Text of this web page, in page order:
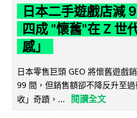
日本二手遊戲店減
四成 "懷舊"在 Z 世
感」
日本零售巨頭 GEO 將懷舊遊戲
99 間，但銷售額卻不降反升至
收」奇蹟，...
閱讀全文